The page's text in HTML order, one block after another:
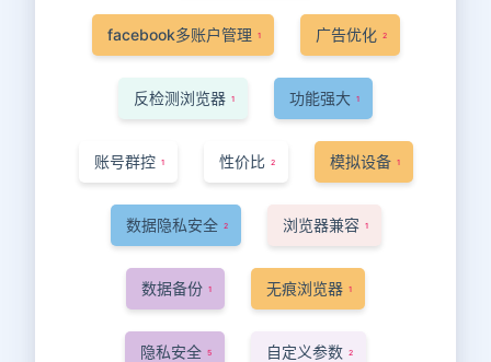
facebook多账户管理 1 广告优化 2
反检测浏览器 1 功能强大 1
账号群控 1 性价比 2 模拟设备 1
数据隐私安全 2 浏览器兼容 1
数据备份 1 无痕浏览器 1
隐私安全 5 自定义参数 2